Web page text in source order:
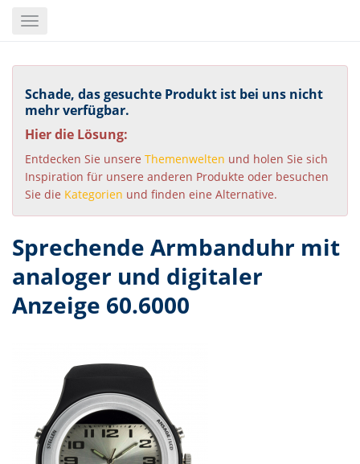
content
Toggle
Schade, das gesuchte Produkt ist bei uns nicht
mehr verfügbar.
Hier die Lösung:
Entdecken Sie unsere Themenwelten und holen Sie sich
Inspiration für unsere anderen Produkte oder besuchen
Sie die Kategorien und finden eine Alternative.
Sprechende Armbanduhr mit
analoger und digitaler
Anzeige 60.6000